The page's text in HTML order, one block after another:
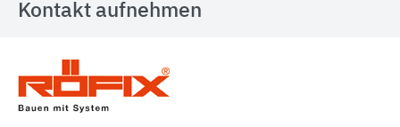
Fassadengestaltung und Fassadendämmung
CAPAROL Farben Lacke Bautenschutz
Kontakt aufnehmen